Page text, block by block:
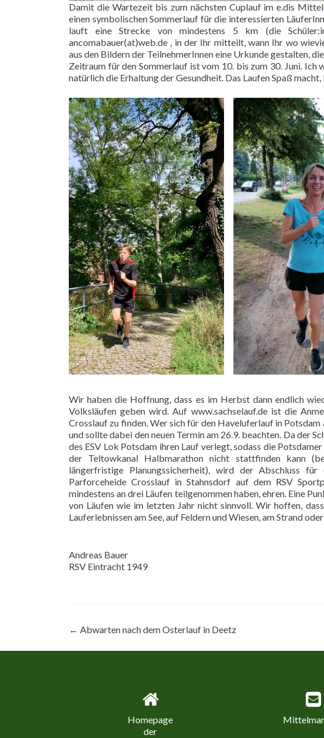
Damit die Wartezeit bis zum nächsten Cuplauf im e.dis
einen symbolischen Sommerlauf für die interessierten
lauft eine Strecke von mindestens 5 km (die
ancomabauer(at)web.de , in der Ihr mitteilt, wann Ihr wo
aus den Bildern der TeilnehmerInnen eine Urkunde gestalten,
Zeitraum für den Sommerlauf ist vom 10. bis zum 30. Juni. Ich
natürlich die Erhaltung der Gesundheit. Das Laufen Spaß macht,
Wir haben die Hoffnung, dass es im Herbst dann endlich
Volksläufen geben wird. Auf www.sachselauf.deist die
Crosslauf zu finden. Wer sich für den Haveluferlauf in Potsdam
und sollte dabei den neuen Termin am 26.9. beachten. Da der
des ESV Lok Potsdam ihren Lauf verlegt, sodass die
der Teltowkanal Halbmarathon nicht stattfinden kann
längerfristige Planungssicherheit), wird der Abschluss
Parforceheide Crosslauf in Stahnsdorf auf dem RSV
mindestens an drei Läufen teilgenommen haben, ehren. Eine
von Läufen wie im letzten Jahr nicht sinnvoll. Wir hoffen,
Lauferlebnissen am See, auf Feldern und Wiesen, am Strand
Andreas Bauer
RSV Eintracht 1949
Beitragsnavigation
← Abwarten nach dem Osterlauf in Deetz
Homepage
der